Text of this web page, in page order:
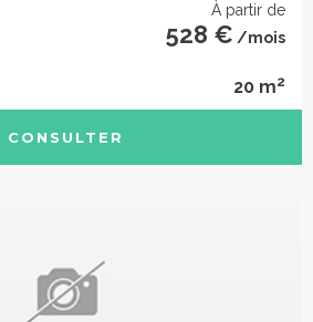
À partir de
528 € /mois
20 m2
CONSULTER